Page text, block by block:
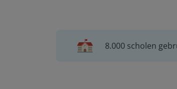
8.000 scholen